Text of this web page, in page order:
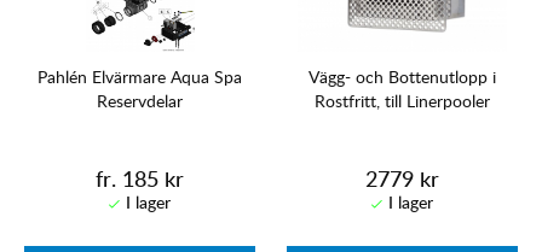
Pahlén Elvärmare Aqua Spa
Reservdelar
fr. 185 kr
Vägg- och Bottenutlopp i
Rostfritt, till Linerpooler
2779 kr